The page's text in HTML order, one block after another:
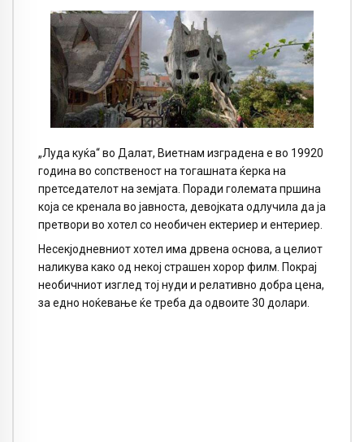
„Луда куќа“ во Далат, Виетнам изградена е во 19920
година во сопственост на тогашната ќерка на
претседателот на земјата. Поради големата пршина
која се кренала во јавноста, девојката одлучила да ја
претвори во хотел со необичен ектериер и ентериер.
Несекјодневниот хотел има дрвена основа, а целиот
наликува како од некој страшен хорор филм. Покрај
необичниот изглед тој нуди и релативно добра цена,
за едно ноќевање ќе треба да одвоите 30 долари.